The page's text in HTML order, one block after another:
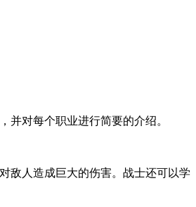
对每个职业进行简要的介绍。
敌人造成巨大的伤害。战士还可以学